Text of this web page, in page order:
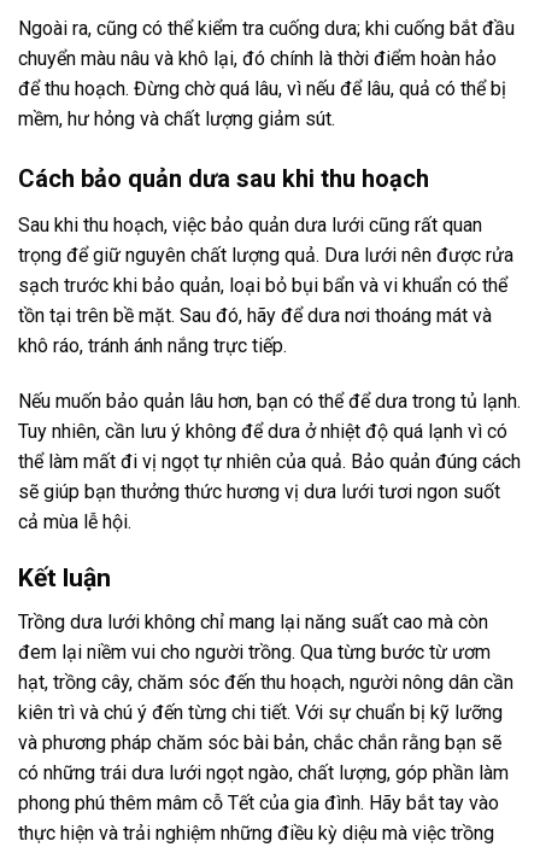
Ngoài ra, cũng có thể kiểm tra cuống dưa; khi cuống bắt đầu
chuyển màu nâu và khô lại, đó chính là thời điểm hoàn hảo
để thu hoạch. Đừng chờ quá lâu, vì nếu để lâu, quả có thể bị
mềm, hư hỏng và chất lượng giảm sút.
Cách bảo quản dưa sau khi thu hoạch
Sau khi thu hoạch, việc bảo quản dưa lưới cũng rất quan
trọng để giữ nguyên chất lượng quả. Dưa lưới nên được rửa
sạch trước khi bảo quản, loại bỏ bụi bẩn và vi khuẩn có thể
tồn tại trên bề mặt. Sau đó, hãy để dưa nơi thoáng mát và
khô ráo, tránh ánh nắng trực tiếp.
Nếu muốn bảo quản lâu hơn, bạn có thể để dưa trong tủ lạnh.
Tuy nhiên, cần lưu ý không để dưa ở nhiệt độ quá lạnh vì có
thể làm mất đi vị ngọt tự nhiên của quả. Bảo quản đúng cách
sẽ giúp bạn thưởng thức hương vị dưa lưới tươi ngon suốt
cả mùa lễ hội.
Kết luận
Trồng dưa lưới không chỉ mang lại năng suất cao mà còn
đem lại niềm vui cho người trồng. Qua từng bước từ ươm
hạt, trồng cây, chăm sóc đến thu hoạch, người nông dân cần
kiên trì và chú ý đến từng chi tiết. Với sự chuẩn bị kỹ lưỡng
và phương pháp chăm sóc bài bản, chắc chắn rằng bạn sẽ
có những trái dưa lưới ngọt ngào, chất lượng, góp phần làm
phong phú thêm mâm cỗ Tết của gia đình. Hãy bắt tay vào
thực hiện và trải nghiệm những điều kỳ diệu mà việc trồng